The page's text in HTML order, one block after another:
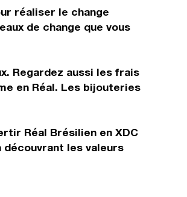
réaliser le change
de change que vous
Regardez aussi les frais
en Réal. Les bijouteries
Réal Brésilien en XDC
découvrant les valeurs